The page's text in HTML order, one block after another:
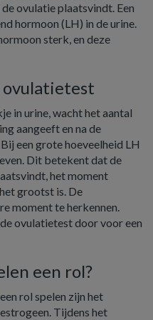
ovulatie plaatsvindt. Een
hormoon (LH) in de urine.
sterk, en deze
ovulatietest
in urine, wacht het aantal
aangeeft en na de
een grote hoeveelheid LH
Dit betekent dat de
het moment
grootst is. De
moment te herkennen.
ovulatietest door voor een
een rol?
rol spelen zijn het
Tijdens het